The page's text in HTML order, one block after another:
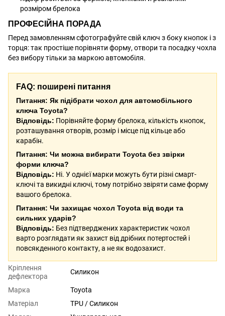
розміром брелока
ПРОФЕСІЙНА ПОРАДА
Перед замовленням сфотографуйте свій ключ з боку кнопок і з
торця: так простіше порівняти форму, отвори та посадку чохла
без вибору тільки за маркою автомобіля.
FAQ: поширені питання
Питання: Як підібрати чохол для автомобільного
ключа Toyota?
Відповідь: Порівняйте форму брелока, кількість кнопок,
розташування отворів, розмір і місце під кільце або
карабін.
Питання: Чи можна вибирати Toyota без звірки
форми ключа?
Відповідь: Ні. У однієї марки можуть бути різні смарт-
ключі та викидні ключі, тому потрібно звіряти саме форму
вашого брелока.
Питання: Чи захищає чохол Toyota від води та
сильних ударів?
Відповідь: Без підтверджених характеристик чохол
варто розглядати як захист від дрібних потертостей і
повсякденного контакту, а не як водозахист.
Кріплення
дефлектора
Силикон
Марка
Toyota
Матеріал
TPU / Силикон